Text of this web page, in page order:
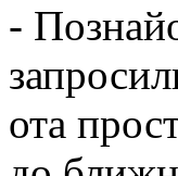
-
ота